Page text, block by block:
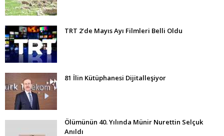
TRT 2’de Mayıs Ayı Filmleri Belli Oldu
81 İlin Kütüphanesi Dijitalleşiyor
Ölümünün 40. Yılında Münir Nurettin Selçuk
Anıldı